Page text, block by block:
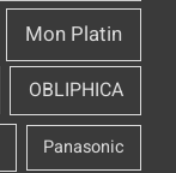
Mon Platin
OBLIPHICA
Panasonic